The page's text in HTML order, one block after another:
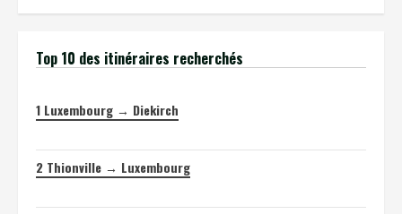
Top 10 des itinéraires recherchés
1 Luxembourg → Diekirch
2 Thionville → Luxembourg